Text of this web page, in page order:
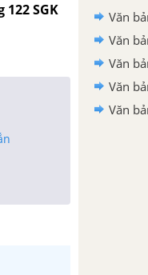
SGK
Văn
Văn
Văn
Văn